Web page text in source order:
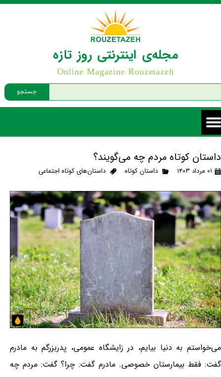
جستجو
مجله‌ی اینترنتی روز تازه
Online Magazine Rouzetazeh
داستان کوتاه مردم چه می‌گویند؟
۰۱ مرداد ۱۴۰۳ داستان کوتاه داستان‌های کوتاه اجتماعی
می‌خواستم به دنیا بیایم، در زایشگاه عمومی، پدربزرگم به مادرم
گفت: فقط بیمارستان خصوصی. مادرم گفت: چرا؟ گفت: مردم چه